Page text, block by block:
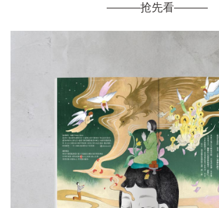
———抢先看———